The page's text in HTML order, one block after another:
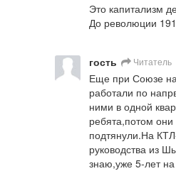
Это капитализм
До революции
гость Читатель
Еще при Союзе
работали по
ними в одной
ребята,потом
подтянули.На
руководства из
знаю,уже 5-лет